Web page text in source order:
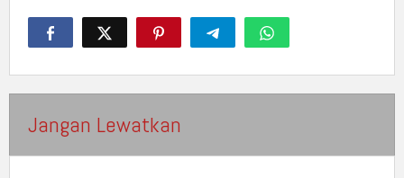
Jangan Lewatkan